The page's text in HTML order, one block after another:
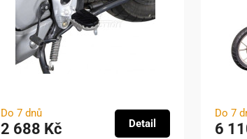
Do 7 dnů
2 688 Kč Detail
Do 7
6